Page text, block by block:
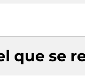
que se